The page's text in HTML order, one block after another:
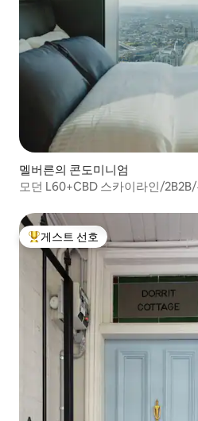
멜버른의 콘도미니엄
모던 L60+CBD 스카이라인/
상위 게스트 선호
게스트 선호